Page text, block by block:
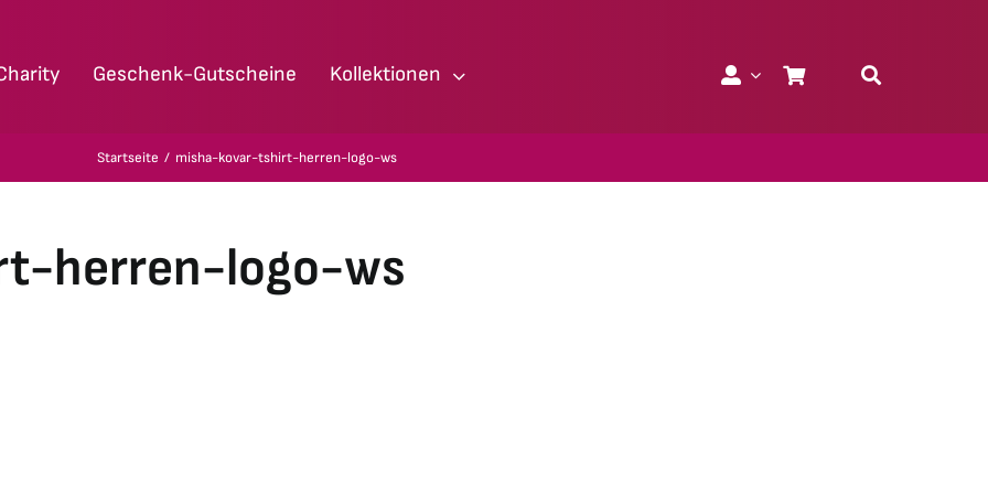
Geschenk-Gutscheine Kollektionen
Startseite misha-kovar-tshirt-herren-logo-ws
herren-logo-ws